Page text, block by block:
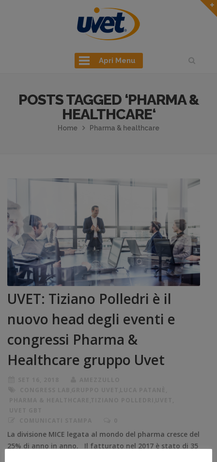
Apri Menu
POSTS TAGGED ‘PHARMA &
HEALTHCARE‘
Home Pharma & healthcare
UVET: Tiziano Polledri è il
nuovo head degli eventi e
congressi Pharma &
Healthcare gruppo Uvet
La divisione MICE legata al mondo del pharma cresce del
25% di anno in anno. Il fatturato nel 2017 è stato di 35